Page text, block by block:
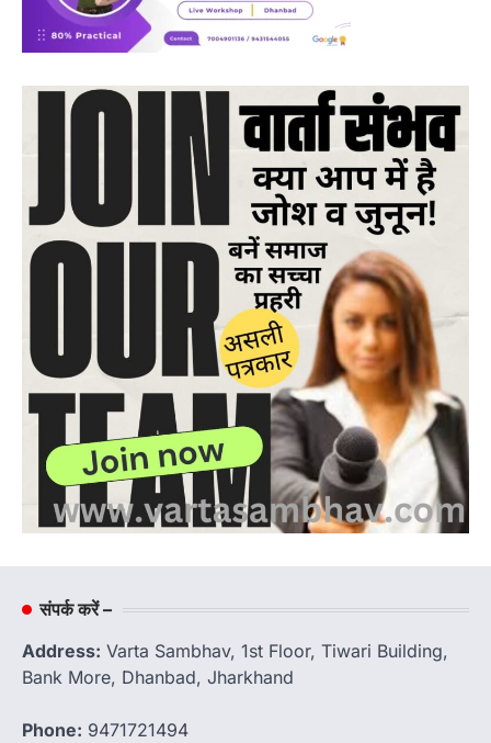
संपर्क करें –
Address: Varta Sambhav, 1st Floor, Tiwari Building,
Bank More, Dhanbad, Jharkhand
Phone: 9471721494